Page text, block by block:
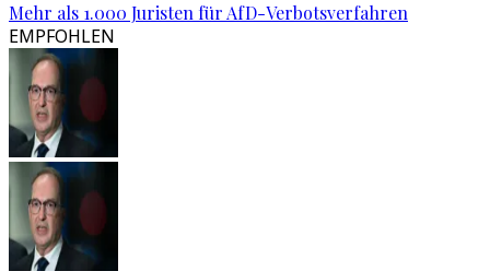
Mehr als 1.000 Juristen für AfD-Verbotsverfahren
EMPFOHLEN